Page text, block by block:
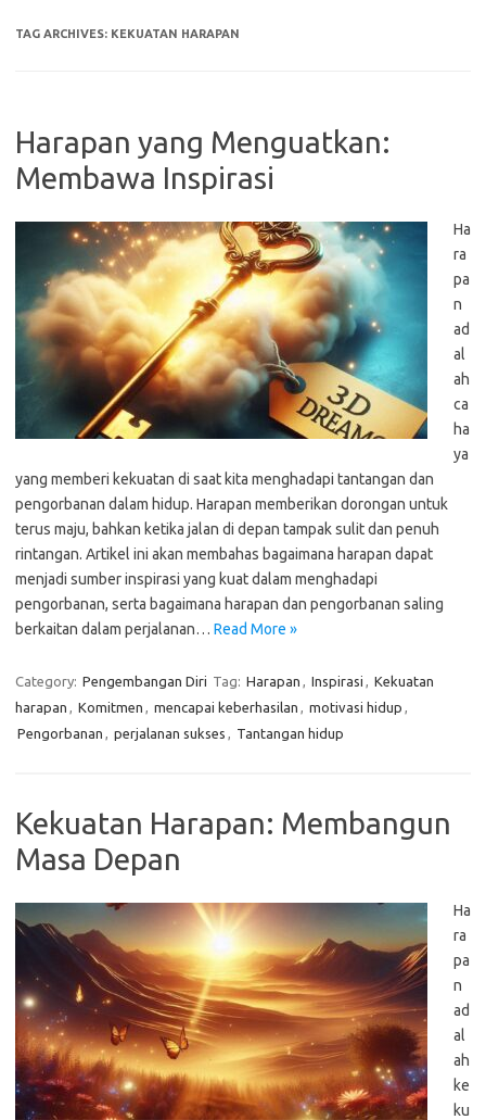
TAG ARCHIVES: KEKUATAN HARAPAN
Harapan yang Menguatkan:
Membawa Inspirasi
Ha
ra
pa
n
ad
al
ah
ca
ha
ya
yang memberi kekuatan di saat kita menghadapi tantangan dan
pengorbanan dalam hidup. Harapan memberikan dorongan untuk
terus maju, bahkan ketika jalan di depan tampak sulit dan penuh
rintangan. Artikel ini akan membahas bagaimana harapan dapat
menjadi sumber inspirasi yang kuat dalam menghadapi
pengorbanan, serta bagaimana harapan dan pengorbanan saling
berkaitan dalam perjalanan… Read More »
Category: Pengembangan Diri Tag: Harapan , Inspirasi , Kekuatan
harapan , Komitmen , mencapai keberhasilan , motivasi hidup ,
Pengorbanan , perjalanan sukses , Tantangan hidup
Kekuatan Harapan: Membangun
Masa Depan
Ha
ra
pa
n
ad
al
ah
ke
ku